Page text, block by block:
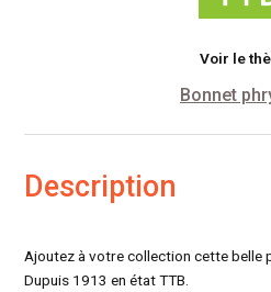
Voir le
Bonnet
Description
Ajoutez à votre collection cette belle
Dupuis 1913 en état TTB.